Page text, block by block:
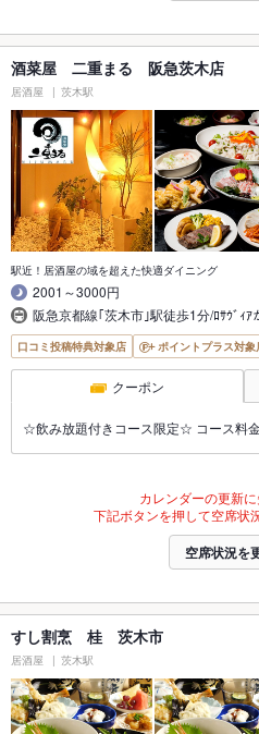
酒菜屋 二重まる 阪急茨木店
居酒屋 茨木駅
駅近！居酒屋の域を超えた快適ダイニング
2001～3000円
阪急京都線｢茨木市｣駅徒歩1分/ﾛｻｳﾞｨｱ
口コミ投稿特典対象店 ポイントプラス対象
クーポン
☆飲み放題付きコース限定☆ コース料
カレンダーの更新に
下記ボタンを押して空席状
空席状況を
すし割烹 桂 茨木市
居酒屋 茨木駅